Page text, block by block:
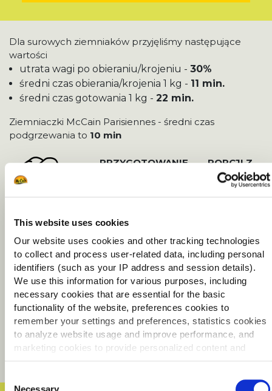
This website uses cookies
Our website uses cookies and other tracking technologies
to collect and process user-related data, including personal
identifiers (such as your IP address and session details).
We use this information for various purposes, including
necessary cookies that are essential for the basic
functionality of the website, preferences cookies to
remember your settings and preferences, statistics cookies
to analyze website usage and improve performance, and
marketing cookies to provide personalized content and
By clicking 'Allow all cookies', you consent to the use of all
Necessary
Dla surowych ziemniaków przyjęliśmy następujące
wartości
utrata wagi po obieraniu/krojeniu - 30%
średni czas obierania/krojenia 1 kg - 11 min.
średni czas gotowania 1 kg - 22 min.
Ziemniaczki McCain Parisiennes - średni czas
podgrzewania to 10 min
PRZYGOTOWANIE___PORCJI Z
SUROWYCH ZIEMNIAKÓW W
Praca:___htygodniowo/
Koszty zakupu ziemniaków
___złtygodniowo /___ zł rocznie
Koszty pracy brutto
___złtygodniowo /___zł rocznie
Koszty w przeliczeniu na 1 porcję
zakup ziemniaków ___zł /pracy ___ zł